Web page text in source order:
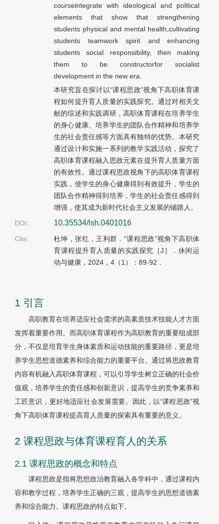
courseintegrate with ideological and political
elements that show that strengthening
students physical and mental health,cultivating
students teamwork spirit and enhancing
students social responsibility, then making
them to be constructorfor socialist
development in the new era.
本研究旨在探讨以“课程思政”视角下高职体育课
程如何提升育人质量的实践探究。通过对相关文
献的综述和实践调研，高职体育课程在培养学生
的身心健康、培养学生的团队合作精神和培养学
生的社会责任感等方面具有独特的优势。本研究
通过设计和实施一系列的教学实践活动，探究了
高职体育课程融入思政元素在提升育人质量方面
的有效性。通过课程思政视角下的高职体育课程
实践，使学生的身心健康得到有效提升，学生的
团队合作精神得到培养，学生的社会责任感得到
增强，使其成为新时代社会主义发展的铺路人。
DOI:
10.35534/lsh.0401016
Cite:
杜坤，张红，王利群．“课程思政”视角下高职体
育课程提升育人质量的实践探究［J］．休闲运
动与健康，2024，4（1）：89-92．
1 引言
高职教育在培养适应社会需求的高素质技术技能人才方面
发挥着重要作用。而高职体育课程作为高职教育的重要组成部
分，不仅是培育学生身体素质和运动技能的重要路径，更是培
养学生思想道德素养和综合能力的重要平台。通过将思政教育
内容有机融入高职体育课程，可以引导学生树立正确的社会价
值观，培养学生的责任感和创新意识，提高学生的竞争素养和
工匠意识，更好地适应社会发展需要。因此，以“课程思政”视
角下高职体育课程提高育人质量的探索具有重要的意义。
2 课程思政与体育课程育人的关系
2.1 课程思政的概念和特点
课程思政是指将思想政治教育融入各学科中，通过课程内
容和教学过程，培养学生正确的三观，提高学生的思想道德素
养和综合能力。课程思政的特点如下。